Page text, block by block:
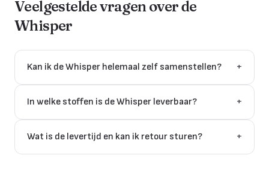
Veelgestelde vragen over de
Whisper
Kan ik de Whisper helemaal zelf samenstellen? +
In welke stoffen is de Whisper leverbaar? +
Wat is de levertijd en kan ik retour sturen? +